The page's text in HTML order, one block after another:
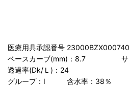
医療用具承認番号
ベースカーブ(mm)：8.7 サ
透過率(Dk/Ｌ)：24
グループ：I 含水率：38％